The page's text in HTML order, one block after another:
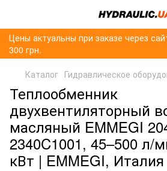
Цены актуальны при заказе через
300 грн.
Каталог Гидравлическое
Теплообменник
двухвентиляторный
масляный EMMEGI
2340C1001, 45–500 л/
кВт | EMMEGI, Италия